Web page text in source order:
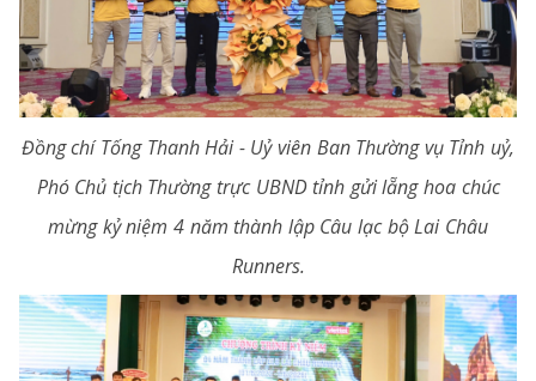
Đồng chí Tống Thanh Hải - Uỷ viên Ban Thường vụ Tỉnh uỷ,
Phó Chủ tịch Thường trực UBND tỉnh gửi lẵng hoa chúc
mừng kỷ niệm 4 năm thành lập Câu lạc bộ Lai Châu
Runners.